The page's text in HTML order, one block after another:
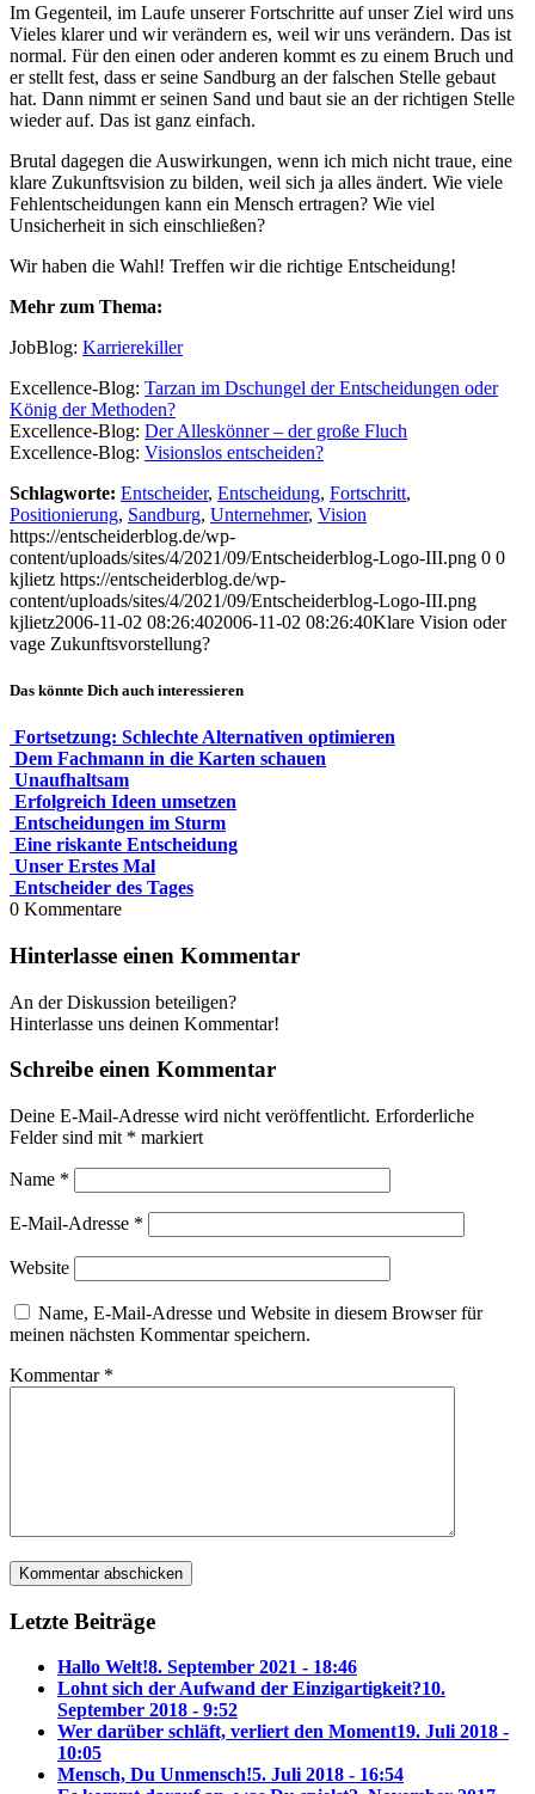
Im Gegenteil, im Laufe unserer Fortschritte auf unser Ziel wird uns
Vieles klarer und wir verändern es, weil wir uns verändern. Das ist
normal. Für den einen oder anderen kommt es zu einem Bruch und
er stellt fest, dass er seine Sandburg an der falschen Stelle gebaut
hat. Dann nimmt er seinen Sand und baut sie an der richtigen Stelle
wieder auf. Das ist ganz einfach.
Brutal dagegen die Auswirkungen, wenn ich mich nicht traue, eine
klare Zukunftsvision zu bilden, weil sich ja alles ändert. Wie viele
Fehlentscheidungen kann ein Mensch ertragen? Wie viel
Unsicherheit in sich einschließen?
Wir haben die Wahl! Treffen wir die richtige Entscheidung!
Mehr zum Thema:
JobBlog: Karrierekiller
Excellence-Blog: Tarzan im Dschungel der Entscheidungen oder
König der Methoden?
Excellence-Blog: Der Alleskönner – der große Fluch
Excellence-Blog: Visionslos entscheiden?
Schlagworte: Entscheider, Entscheidung, Fortschritt,
Positionierung, Sandburg, Unternehmer, Vision
https://entscheiderblog.de/wp-
content/uploads/sites/4/2021/09/Entscheiderblog-Logo-III.png 0 0
kjlietz https://entscheiderblog.de/wp-
content/uploads/sites/4/2021/09/Entscheiderblog-Logo-III.png
kjlietz2006-11-02 08:26:402006-11-02 08:26:40Klare Vision oder
vage Zukunftsvorstellung?
Das könnte Dich auch interessieren
Fortsetzung: Schlechte Alternativen optimieren
Dem Fachmann in die Karten schauen
Unaufhaltsam
Erfolgreich Ideen umsetzen
Entscheidungen im Sturm
Eine riskante Entscheidung
Unser Erstes Mal
Entscheider des Tages
0 Kommentare
Hinterlasse einen Kommentar
An der Diskussion beteiligen?
Hinterlasse uns deinen Kommentar!
Schreibe einen Kommentar
Deine E-Mail-Adresse wird nicht veröffentlicht. Erforderliche
Felder sind mit * markiert
Name *
E-Mail-Adresse *
Website
Name, E-Mail-Adresse und Website in diesem Browser für
meinen nächsten Kommentar speichern.
Kommentar *
Letzte Beiträge
Hallo Welt!8. September 2021 - 18:46
Lohnt sich der Aufwand der Einzigartigkeit?10.
September 2018 - 9:52
Wer darüber schläft, verliert den Moment19. Juli 2018 -
10:05
Mensch, Du Unmensch!5. Juli 2018 - 16:54